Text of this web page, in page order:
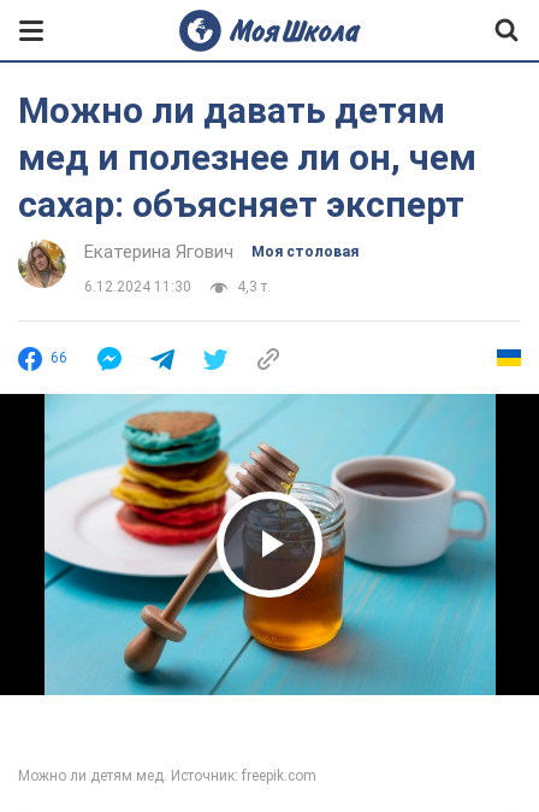
Можно ли давать детям
мед и полезнее ли он, чем
сахар: объясняет эксперт
Екатерина Ягович Моя столовая
6.12.2024 11:30 4,3 т.
66
Play Video